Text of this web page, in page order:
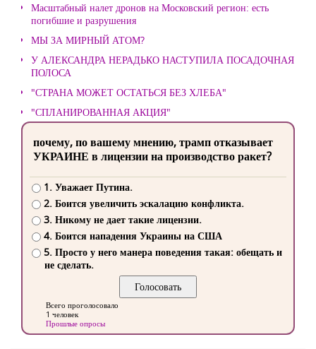
Масштабный налет дронов на Московский регион: есть
погибшие и разрушения
МЫ ЗА МИРНЫЙ АТОМ?
У АЛЕКСАНДРА НЕРАДЬКО НАСТУПИЛА ПОСАДОЧНАЯ
ПОЛОСА
"СТРАНА МОЖЕТ ОСТАТЬСЯ БЕЗ ХЛЕБА"
"СПЛАНИРОВАННАЯ АКЦИЯ"
почему, по вашему мнению, трамп отказывает
УКРАИНЕ в лицензии на производство ракет?
1. Уважает Путина.
2. Боится увеличить эскалацию конфликта.
3. Никому не дает такие лицензии.
4. Боится нападения Украины на США
5. Просто у него манера поведения такая: обещать и
не сделать.
Всего проголосовало
1 человек
Прошлые опросы